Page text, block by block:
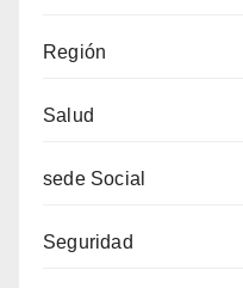
Región
Salud
sede Social
Seguridad